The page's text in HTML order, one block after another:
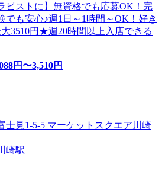
ピストに】無資格でも応募OK！完
でも安心♪週1日～1時間～OK！好き
3510円★週20時間以上入店できる
円〜3,510円
士見1-5-5 マーケットスクエア川崎
崎駅